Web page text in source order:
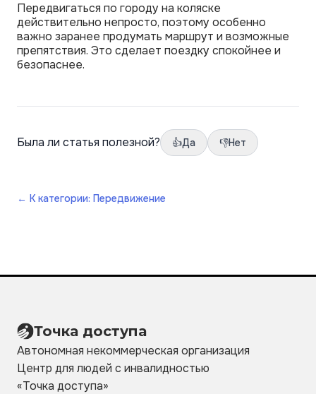
Передвигаться по городу на коляске
действительно непросто, поэтому особенно
важно заранее продумать маршрут и возможные
препятствия. Это сделает поездку спокойнее и
безопаснее.
Была ли статья полезной? 👍Да 👎Нет
← К категории: Передвижение
Точка доступа
Автономная некоммерческая организация
Центр для людей с инвалидностью
«Точка доступа»